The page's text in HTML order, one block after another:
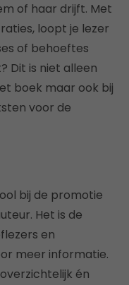
of haar drijft. Met
loopt je lezer
of behoeftes
Dit is niet alleen
boek maar ook bij
voor de
bij de promotie
Het is de
en
meer informatie.
én